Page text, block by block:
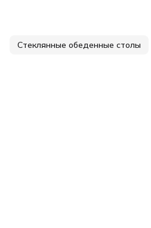
Стеклянные обеденные столы